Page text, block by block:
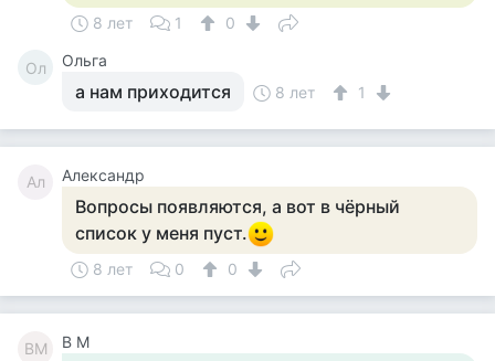
8 лет 1 0
Ол Ольга
а нам приходится 8 лет 1
Ал Александр
Вопросы появляются, а вот в чёрный
список у меня пуст.
8 лет 0 0
ВМ В М